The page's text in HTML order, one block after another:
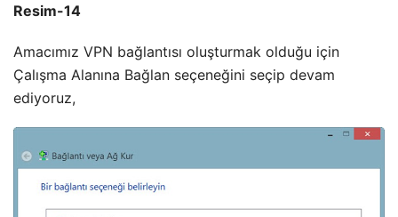
Resim-14
Amacımız VPN bağlantısı oluşturmak olduğu için
Çalışma Alanına Bağlan seçeneğini seçip devam
ediyoruz,